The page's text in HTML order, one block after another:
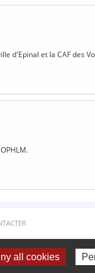
d'Epinal et la CAF des
all cookies